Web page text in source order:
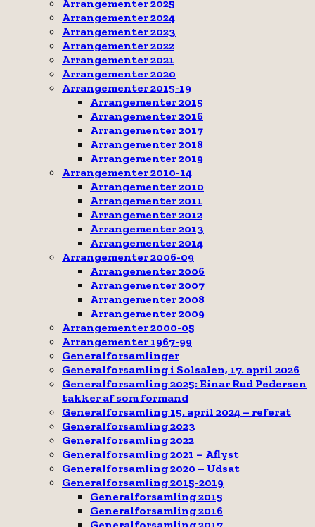
Arrangementer 2025
Arrangementer 2024
Arrangementer 2023
Arrangementer 2022
Arrangementer 2021
Arrangementer 2020
Arrangementer 2015-19
Arrangementer 2015
Arrangementer 2016
Arrangementer 2017
Arrangementer 2018
Arrangementer 2019
Arrangementer 2010-14
Arrangementer 2010
Arrangementer 2011
Arrangementer 2012
Arrangementer 2013
Arrangementer 2014
Arrangementer 2006-09
Arrangementer 2006
Arrangementer 2007
Arrangementer 2008
Arrangementer 2009
Arrangementer 2000-05
Arrangementer 1967-99
Generalforsamlinger
Generalforsamling i Solsalen, 17. april 2026
Generalforsamling 2025: Einar Rud Pedersen
takker af som formand
Generalforsamling 15. april 2024 – referat
Generalforsamling 2023
Generalforsamling 2022
Generalforsamling 2021 – Aflyst
Generalforsamling 2020 – Udsat
Generalforsamling 2015-2019
Generalforsamling 2015
Generalforsamling 2016